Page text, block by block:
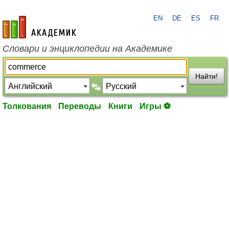
academic.ru
EN DE ES FR
Словари и энциклопедии на Академике
Найти!
Толкования Переводы Книги Игры ⚽